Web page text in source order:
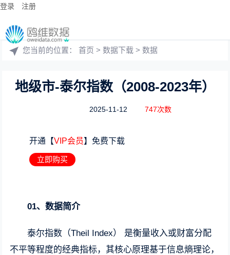
登录 注册
您当前的位置：首页 >数据下载 >数据
地级市-泰尔指数（2008-2023年）
2025-11-12 747次数
开通【VIP会员】免费下载
立即购买
01、数据简介
泰尔指数（Theil Index） 是衡量收入或财富分配
不平等程度的经典指标，其核心原理基于信息熵理论，